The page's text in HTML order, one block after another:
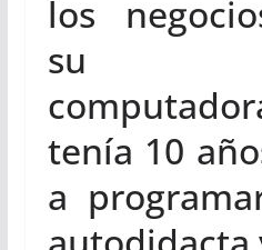
los
su
tenía 10
a